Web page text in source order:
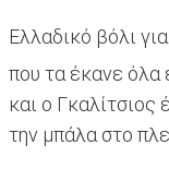
Ελλαδικό βόλι
που τα έκανε όλα
και ο Γκαλίτσιος
την μπάλα στο